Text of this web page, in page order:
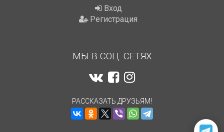
Вход
Регистрация
МЫ В СОЦ. СЕТЯХ
РАССКАЗАТЬ ДРУЗЬЯМ!